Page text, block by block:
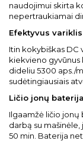
naudojimui skirta
nepertraukiamai
Efektyvus variklis
Itin kokybiškas DC
kiekvieno gyvūnus
dideliu 5300 aps./
sudėtingiausiais
Ličio jonų baterija
Ilgaamžė ličio jonų
darbą su
50 min. Baterija